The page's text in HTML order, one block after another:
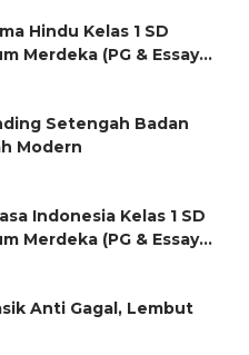
Hindu Kelas 1 SD
Merdeka (PG & Essay
Setengah Badan
Modern
Indonesia Kelas 1 SD
Merdeka (PG & Essay
Anti Gagal, Lembut